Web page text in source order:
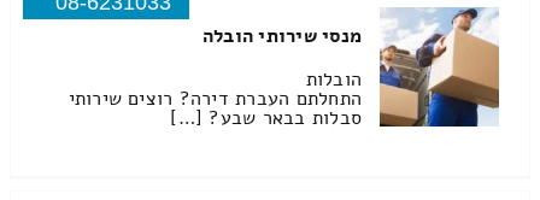
מנסי שירותי הובלה
הובלות
התחלתם העברת דירה? רוצים שירותי
סבלות בבאר שבע? […]